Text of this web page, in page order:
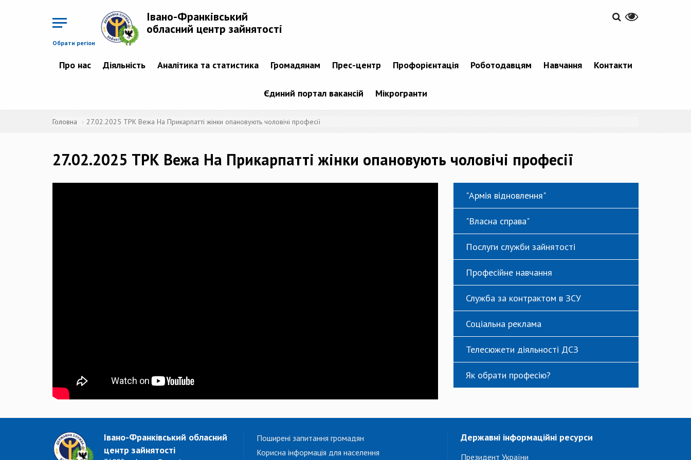
Обрати регіон
Івано-Франківський
обласний центр зайнятості
Про нас Діяльність Аналітика та статистика Громадянам Прес-центр Профорієнтація Роботодавцям Навчання Контакти
Єдиний портал вакансій Мікрогранти
Головна 27.02.2025 ТРК Вежа На Прикарпатті жінки опановують чоловічі професії
27.02.2025 ТРК Вежа На Прикарпатті жінки опановують чоловічі професії
"Армія відновлення"
"Власна справа"
Послуги служби зайнятості
Професійне навчання
Служба за контрактом в ЗСУ
Соціальна реклама
Телесюжети діяльності ДСЗ
Як обрати професію?
Івано-Франківський обласний
центр зайнятості
Поширені запитання громадян
Корисна інформація для населення
Державні інформаційні ресурси
Президент України